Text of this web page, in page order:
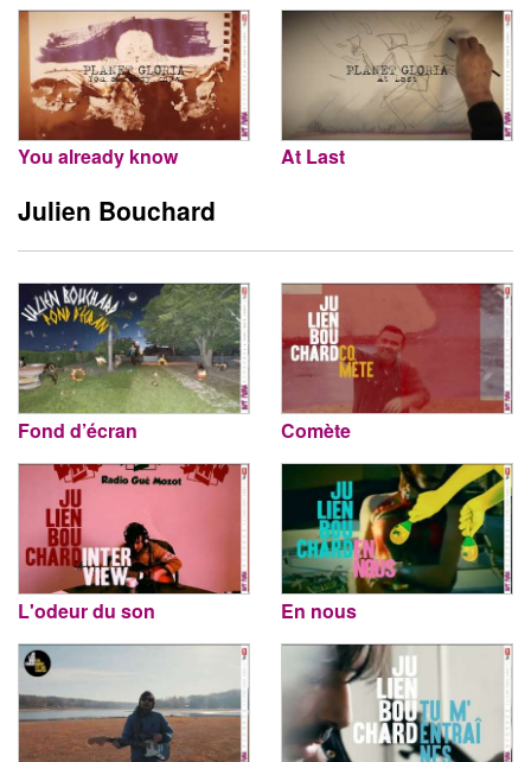
You already know At Last
Julien Bouchard
Fond d’écran Comète
L'odeur du son En nous